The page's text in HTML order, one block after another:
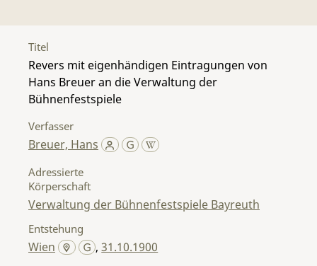
Titel
Revers mit eigenhändigen Eintragungen von
Hans Breuer an die Verwaltung der
Bühnenfestspiele
Verfasser
Breuer, Hans
Adressierte
Körperschaft
Verwaltung der Bühnenfestspiele Bayreuth
Entstehung
Wien ,31.10.1900